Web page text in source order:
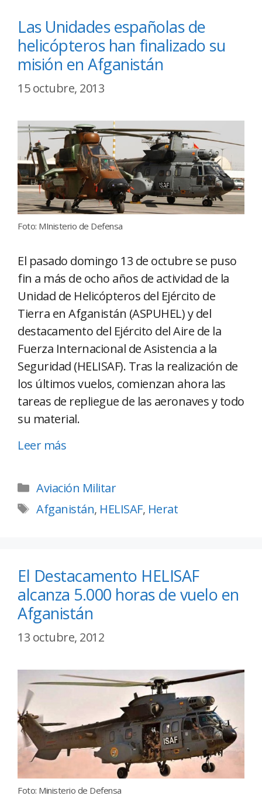
Las Unidades españolas de
helicópteros han finalizado su
misión en Afganistán
15 octubre, 2013
Foto: MInisterio de Defensa
El pasado domingo 13 de octubre se puso
fin a más de ocho años de actividad de la
Unidad de Helicópteros del Ejército de
Tierra en Afganistán (ASPUHEL) y del
destacamento del Ejército del Aire de la
Fuerza Internacional de Asistencia a la
Seguridad (HELISAF). Tras la realización de
los últimos vuelos, comienzan ahora las
tareas de repliegue de las aeronaves y todo
su material.
Leer más
Aviación Militar
Afganistán, HELISAF, Herat
El Destacamento HELISAF
alcanza 5.000 horas de vuelo en
Afganistán
13 octubre, 2012
Foto: Ministerio de Defensa